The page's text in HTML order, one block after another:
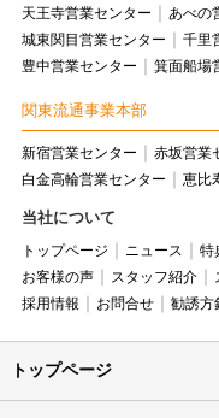
天王寺営業センター
あべの
城東関目営業センター
千里
豊中営業センター
箕面船場
関東流通事業本部
新宿営業センター 赤坂営業
白金高輪営業センター
恵比
当社について
トップページ ニュース 特
お客様の声
スタッフ紹介
採用情報
お問合せ 勧誘方
トップページ